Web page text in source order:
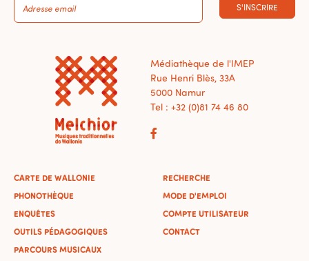
S'INSCRIRE
Médiathèque de l'IMEP
Rue Henri Blès, 33A
5000 Namur
Tel : +32 (0)81 74 46 80
CARTE DE WALLONIE
PHONOTHÈQUE
ENQUÊTES
OUTILS PÉDAGOGIQUES
PARCOURS MUSICAUX
RECHERCHE
MODE D'EMPLOI
COMPTE UTILISATEUR
CONTACT